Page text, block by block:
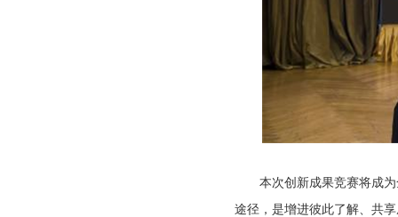
本次创新成果竞赛将成为
途径，是增进彼此了解、共